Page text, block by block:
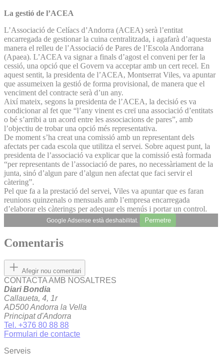
La gestió de l’ACEA
L’Associació de Celíacs d’An­dorra (ACEA) serà l’entitat
encarregada de gestionar la cuina centralitzada, i agafarà d’aquesta
manera el relleu de l’Associació de Pares de l’Escola Andorrana
(Apaea). L’ACEA va signar a finals d’agost el conveni per fer la
cessió, una opció que el Govern va acceptar amb un cert recel. En
aquest sentit, la presidenta de l’ACEA, Montserrat Viles, va apuntar
que assumeixen la gestió de forma provisional, de manera que el
venciment del contracte serà d’un any.
Així mateix, segons la presidenta de l’ACEA, la decisió es va
condicionar al fet que “l’any vinent es creï una associació d’entitats
o bé s’arribi a un acord entre les associacions de pares”, amb
l’objectiu de trobar una opció més representativa.
De moment s’ha creat una comissió amb un representant dels
afectats per cada escola que utilitza el servei. Sobre aquest punt, la
presidenta de l’associació va explicar que la comissió està formada
“per representants de l’associació de pares, no necessàriament de la
junta, sinó d’algun pare d’algun nen afectat que faci servir el
càtering”.
Pel que fa a la prestació del servei, Viles va apuntar que es faran
reunions quinzenals o mensuals amb l’empresa encarregada
d’elaborar els càterings per adequar els menús i portar un control.
Google Adsense està deshabilitat. Permetre
Comentaris
Afegir nou comentari
CONTACTA AMB NOSALTRES
Diari Bondia
Callaueta, 4, 1r
AD500 Andorra la Vella
Principat d'Andorra
Tel. +376 80 88 88
Formulari de contacte
Serveis